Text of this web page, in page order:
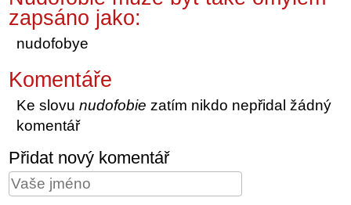
zapsáno jako:
nudofobye
Komentáře
Ke slovunudofobie zatím nikdo nepřidal žádný
komentář
Přidat nový komentář